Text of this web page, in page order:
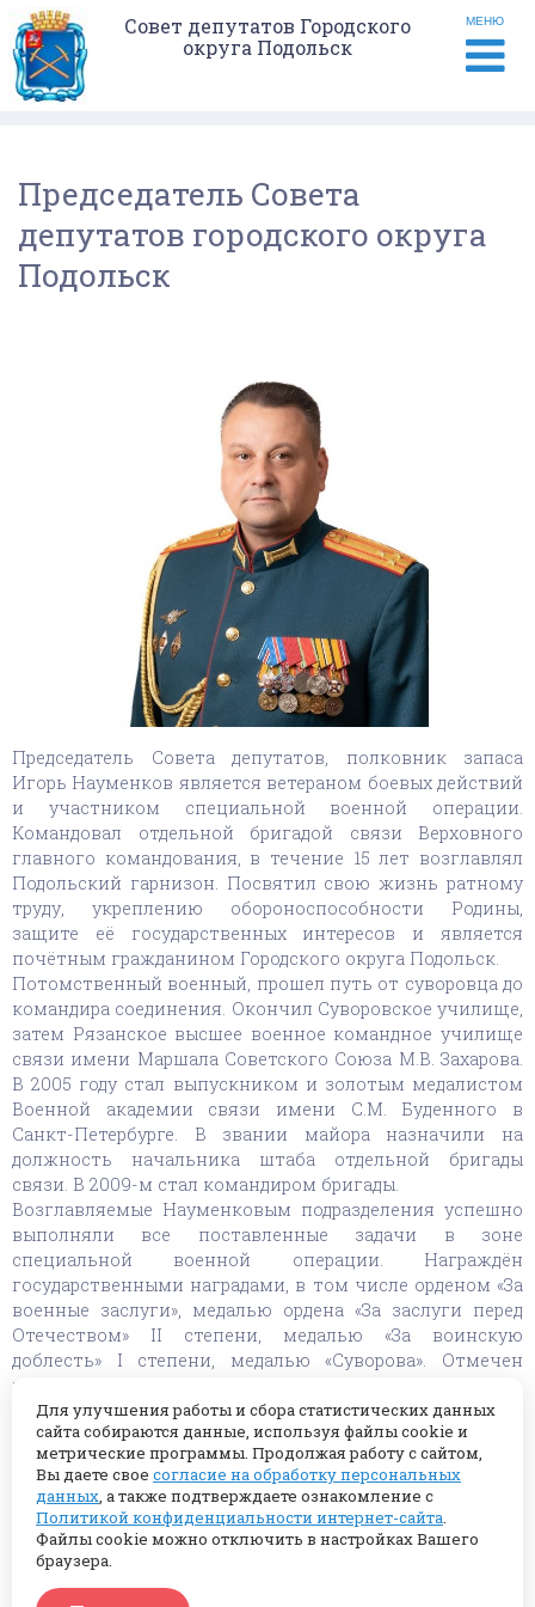
Совет депутатов Городского
округа Подольск
МЕНЮ
Председатель Совета
депутатов городского округа
Подольск
Председатель Совета депутатов, полковник запаса
Игорь Науменков является ветераном боевых действий
и участником специальной военной операции.
Командовал отдельной бригадой связи Верховного
главного командования, в течение 15 лет возглавлял
Подольский гарнизон. Посвятил свою жизнь ратному
труду, укреплению обороноспособности Родины,
защите её государственных интересов и является
почётным гражданином Городского округа Подольск.
Потомственный военный, прошел путь от суворовца до
командира соединения. Окончил Суворовское училище,
затем Рязанское высшее военное командное училище
связи имени Маршала Советского Союза М.В. Захарова.
В 2005 году стал выпускником и золотым медалистом
Военной академии связи имени С.М. Буденного в
Санкт-Петербурге. В звании майора назначили на
должность начальника штаба отдельной бригады
связи. В 2009-м стал командиром бригады.
Возглавляемые Науменковым подразделения успешно
выполняли все поставленные задачи в зоне
специальной военной операции. Награждён
государственными наградами, в том числе орденом «За
военные заслуги», медалью ордена «За заслуги перед
Отечеством» II степени, медалью «За воинскую
доблесть» I степени, медалью «Суворова». Отмечен
ведомственными медалями, среди которых «За боевые
отличия», «Участнику специальной военной операции,
знаком «Почетный радист».
Исполняя обязанности начальника Подольского
местного гарнизона, занимался организацией
мероприятий по патриотическому и духовно-
нравственному воспитанию. Способствовал развитию
движения «Юнармия» в округе и регионе. После
увольнения из рядов Вооружённых Сил РФ работал
Для улучшения работы и сбора статистических данных
сайта собираются данные, используя файлы cookie и
метрические программы. Продолжая работу с сайтом,
Вы даете свое согласие на обработку персональных
данных, а также подтверждаете ознакомление с
Политикой конфиденциальности интернет-сайта.
Файлы cookie можно отключить в настройках Вашего
браузера.